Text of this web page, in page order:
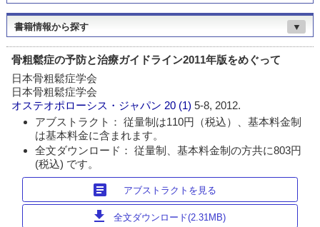
書籍情報から探す ▼
骨粗鬆症の予防と治療ガイドライン2011年版をめぐって
日本骨粗鬆症学会
日本骨粗鬆症学会
オステオポローシス・ジャパン 20 (1)5-8, 2012.
アブストラクト： 従量制は110円（税込）、基本料金制
は基本料金に含まれます。
全文ダウンロード： 従量制、基本料金制の方共に803円
(税込) です。
article アブストラクトを見る
download 全文ダウンロード(2.31MB)